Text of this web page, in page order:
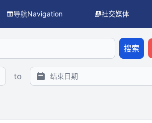
导航Navigation 社交媒体
搜索
to